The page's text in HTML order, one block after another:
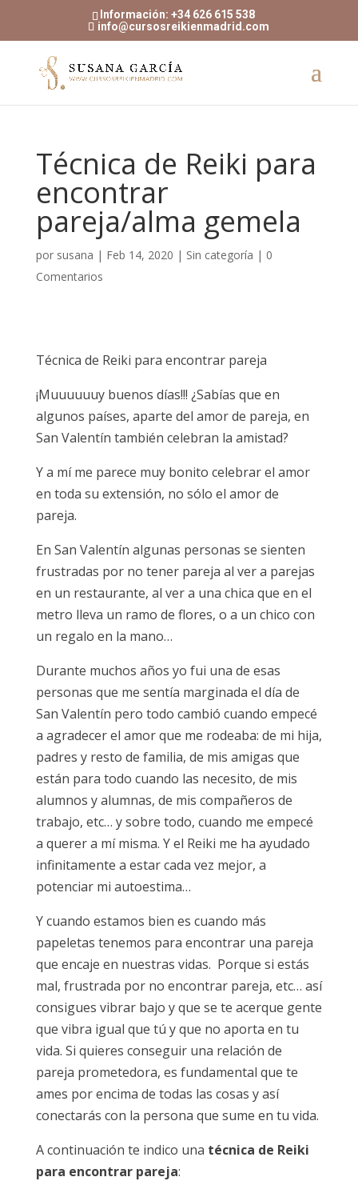
Información: +34 626 615 538
info@cursosreikienmadrid.com
Técnica de Reiki para
encontrar
pareja/alma gemela
por susana | Feb 14, 2020 | Sin categoría | 0
Comentarios
Técnica de Reiki para encontrar pareja
¡Muuuuuuy buenos días!!! ¿Sabías que en
algunos países, aparte del amor de pareja, en
San Valentín también celebran la amistad?
Y a mí me parece muy bonito celebrar el amor
en toda su extensión, no sólo el amor de
pareja.
En San Valentín algunas personas se sienten
frustradas por no tener pareja al ver a parejas
en un restaurante, al ver a una chica que en el
metro lleva un ramo de flores, o a un chico con
un regalo en la mano…
Durante muchos años yo fui una de esas
personas que me sentía marginada el día de
San Valentín pero todo cambió cuando empecé
a agradecer el amor que me rodeaba: de mi hija,
padres y resto de familia, de mis amigas que
están para todo cuando las necesito, de mis
alumnos y alumnas, de mis compañeros de
trabajo, etc… y sobre todo, cuando me empecé
a querer a mí misma. Y el Reiki me ha ayudado
infinitamente a estar cada vez mejor, a
potenciar mi autoestima…
Y cuando estamos bien es cuando más
papeletas tenemos para encontrar una pareja
que encaje en nuestras vidas. Porque si estás
mal, frustrada por no encontrar pareja, etc… así
consigues vibrar bajo y que se te acerque gente
que vibra igual que tú y que no aporta en tu
vida. Si quieres conseguir una relación de
pareja prometedora, es fundamental que te
ames por encima de todas las cosas y así
conectarás con la persona que sume en tu vida.
A continuación te indico una técnica de Reiki
para encontrar pareja: